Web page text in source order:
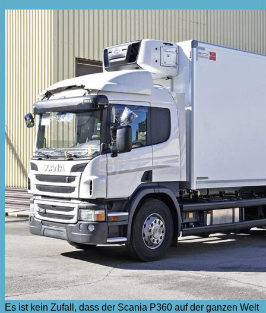
Es ist kein Zufall, dass der Scania P360 auf der ganzen Welt